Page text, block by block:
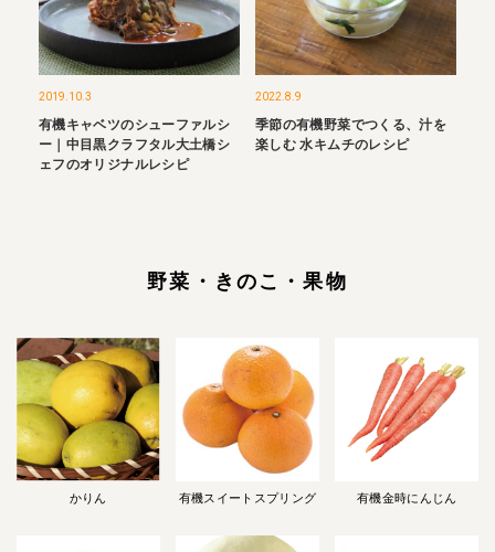
2019.10.3
有機キャベツのシューファルシ
ー｜中目黒クラフタル大土橋シ
ェフのオリジナルレシピ
2022.8.9
季節の有機野菜でつくる、汁を
楽しむ 水キムチのレシピ
野菜・きのこ・果物
かりん 有機スイートスプリング 有機金時にんじん